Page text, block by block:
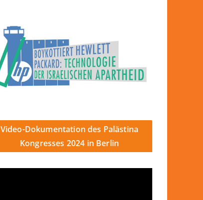
Video-Dokumentation des Palästina
Kongresses 2024 in Berlin